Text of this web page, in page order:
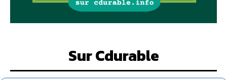
Sur Cdurable